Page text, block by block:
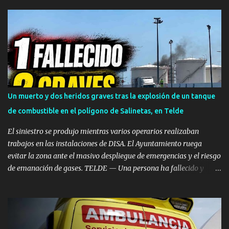
ubicada frente al Centro de Salud de Carrizal, fue víctima de un
atraco a punta de pistola a plena luz del día. ​Los hechos se
registraron en la franja horaria comprendida entre las 14:30 y las
14:40 horas , momento en el que el delincuente irrumpió en el
establecimiento sembrando el pánico. ​Esperó a que la dueña se
fuera para actuar ​Según se observa en las imágenes registradas
por el sistema de videovigilancia del comercio, el asaltante habría
vigilado previamente los movimientos del negocio antes de actuar.
El sujeto aguardó en las inmediaciones hasta comprobar que la
propietaria de la ti...
Un muerto y dos heridos graves tras la explosión de un tanque
de combustible en el polígono de Salinetas, en Telde
El siniestro se produjo mientras varios operarios realizaban
trabajos en las instalaciones de DISA. El Ayuntamiento ruega
evitar la zona ante el masivo despliegue de emergencias y el riesgo
de emanación de gases. TELDE — Una persona ha fallecido y
en un depósito de combustible en las instalaciones de DISA, dentro
del Polígono Industrial de Salinetas, en el municipio de Telde. El